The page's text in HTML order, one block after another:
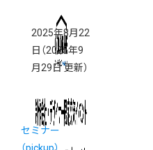
2025年8月22
日 （2025年9
月29日 更新）
セミナー